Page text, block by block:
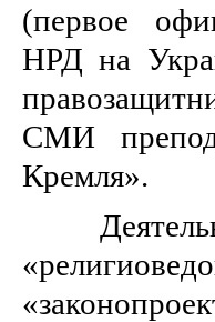
(первое
НРД на
СМИ
Кремля».